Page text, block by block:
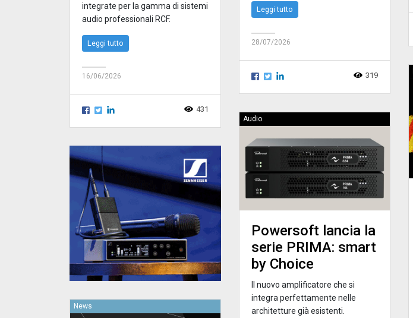
Leggi tutto
28/07/2026
319
integrate per la gamma di sistemi
audio professionali RCF.
Leggi tutto
16/06/2026
431
Audio
Powersoft lancia la
serie PRIMA: smart
by Choice
Il nuovo amplificatore che si
integra perfettamente nelle
architetture già esistenti.
News